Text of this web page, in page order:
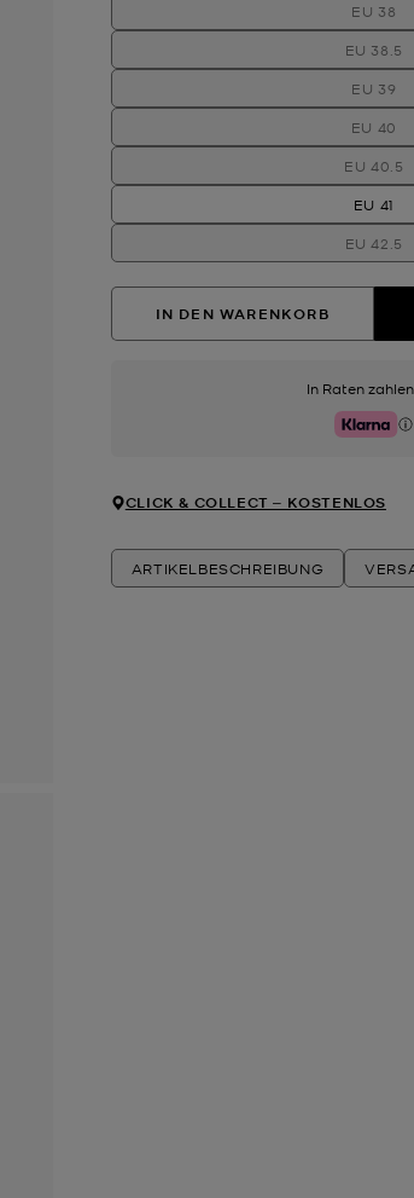
EU 38
EU 38.5
EU 39
EU 40
EU 40.5
EU 41
EU 42.5
IN DEN WARENKORB
In Raten
Klarna
CLICK & COLLECT ‒ KOSTENLOS
ARTIKELBESCHREIBUNG